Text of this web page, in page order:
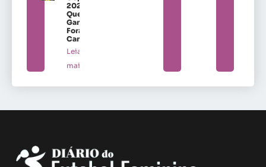
2027:
Quem
Ganha
Fora de
Campo
Leia
mais »